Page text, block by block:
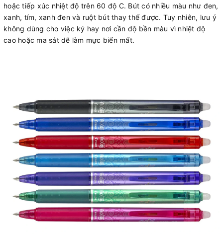
hoặc tiếp xúc nhiệt độ trên 60 độ C. Bút có nhiều màu như đen,
xanh, tím, xanh đen và ruột bút thay thế được. Tuy nhiên, lưu ý
không dùng cho việc ký hay nơi cần độ bền màu vì nhiệt độ
cao hoặc ma sát dễ làm mực biến mất.